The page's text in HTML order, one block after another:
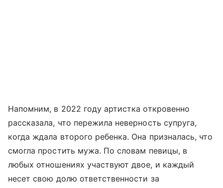
Напомним, в 2022 году артистка откровенно
рассказала, что пережила неверность супруга,
когда ждала второго ребенка. Она призналась, что
смогла простить мужа. По словам певицы, в
любых отношениях участвуют двое, и каждый
несет свою долю ответственности за